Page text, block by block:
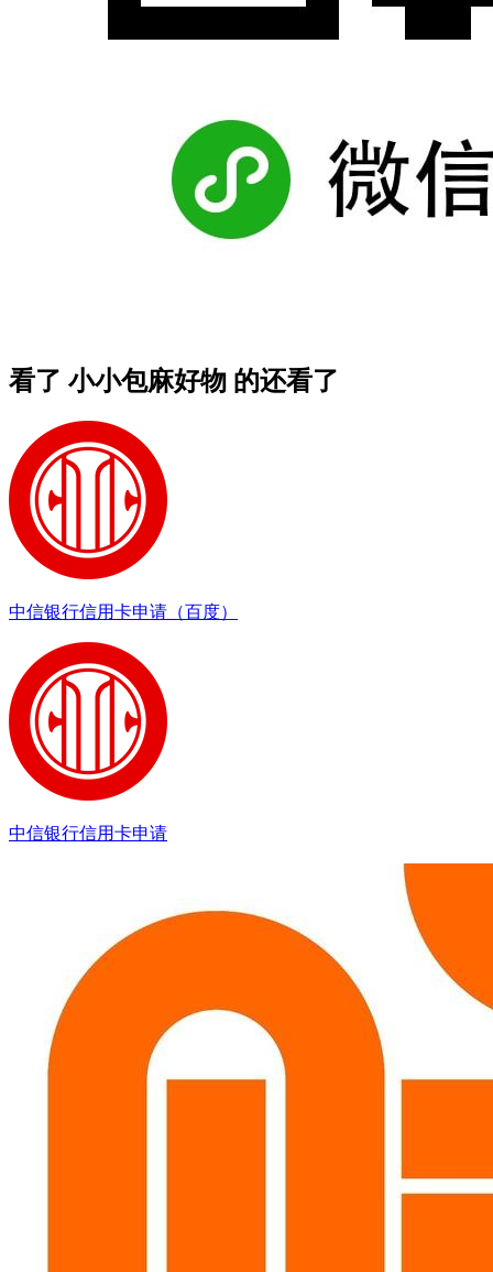
看了 小小包麻好物 的还看了
中信银行信用卡申请（百度）
中信银行信用卡申请